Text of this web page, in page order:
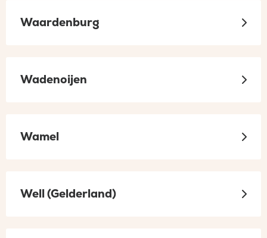
Waardenburg
Wadenoijen
Wamel
Well (Gelderland)